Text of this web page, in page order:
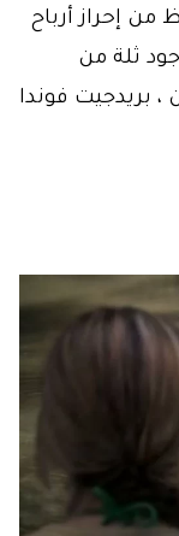
إحراز أرباح
ثلة من
، بريدجيت فوندا